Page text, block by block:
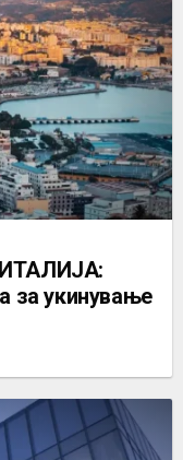
за укинување